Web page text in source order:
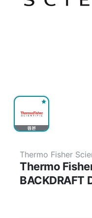
원본
Thermo Fisher
Thermo
BACKDRAFT